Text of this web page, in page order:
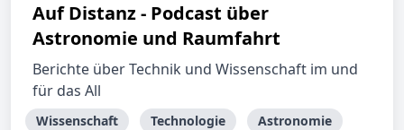
Auf Distanz - Podcast über
Astronomie und Raumfahrt
Berichte über Technik und Wissenschaft im und
für das All
Wissenschaft Technologie Astronomie